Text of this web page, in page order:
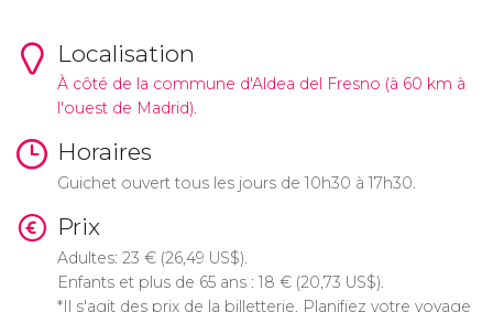
Localisation
À côté de la commune d'Aldea del Fresno (à 60 km à
l'ouest de Madrid).
Horaires
Guichet ouvert tous les jours de 10h30 à 17h30.
Prix
Adultes: 23 €(26,49 US$).
Enfants et plus de 65 ans : 18 €(20,73 US$).
*Il s'agit des prix de la billetterie. Planifiez votre voyage